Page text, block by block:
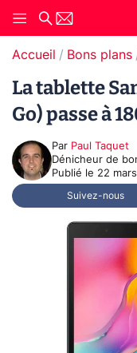
Accueil Bons plans
La tablette
Go) passe à
Par Paul Taquet
Dénicheur de
Publié le 22
Suivez-nous